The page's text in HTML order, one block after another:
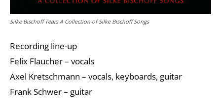
Silke Bischoff Tears A Collection of Silke Bischoff Songs
Recording line-up
Felix Flaucher – vocals
Axel Kretschmann – vocals, keyboards, guitar
Frank Schwer – guitar